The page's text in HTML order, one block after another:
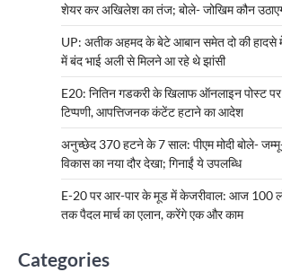
शेयर कर अखिलेश का तंज; बोले- जोखिम कौन
UP: अतीक अहमद के बेटे आबान समेत दो की हादसे
में बंद भाई अली से मिलने आ रहे थे झांसी
E20: नितिन गडकरी के खिलाफ ऑनलाइन पोस्ट पर
टिप्पणी, आपत्तिजनक कंटेंट हटाने का आदेश
अनुच्छेद 370 हटने के 7 साल: पीएम मोदी बोले-
विकास का नया दौर देखा; गिनाईं ये उपलब्धि
E-20 पर आर-पार के मूड में केजरीवाल: आज 100
तक पैदल मार्च का एलान, करेंगे एक और काम
Categories